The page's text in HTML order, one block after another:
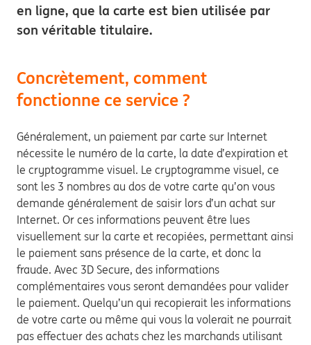
en ligne, que la carte est bien utilisée par
son véritable titulaire.
Concrètement, comment
fonctionne ce service ?
Généralement, un paiement par carte sur Internet
nécessite le numéro de la carte, la date d’expiration et
le cryptogramme visuel. Le cryptogramme visuel, ce
sont les 3 nombres au dos de votre carte qu’on vous
demande généralement de saisir lors d’un achat sur
Internet. Or ces informations peuvent être lues
visuellement sur la carte et recopiées, permettant ainsi
le paiement sans présence de la carte, et donc la
fraude. Avec 3D Secure, des informations
complémentaires vous seront demandées pour valider
le paiement. Quelqu’un qui recopierait les informations
de votre carte ou même qui vous la volerait ne pourrait
pas effectuer des achats chez les marchands utilisant